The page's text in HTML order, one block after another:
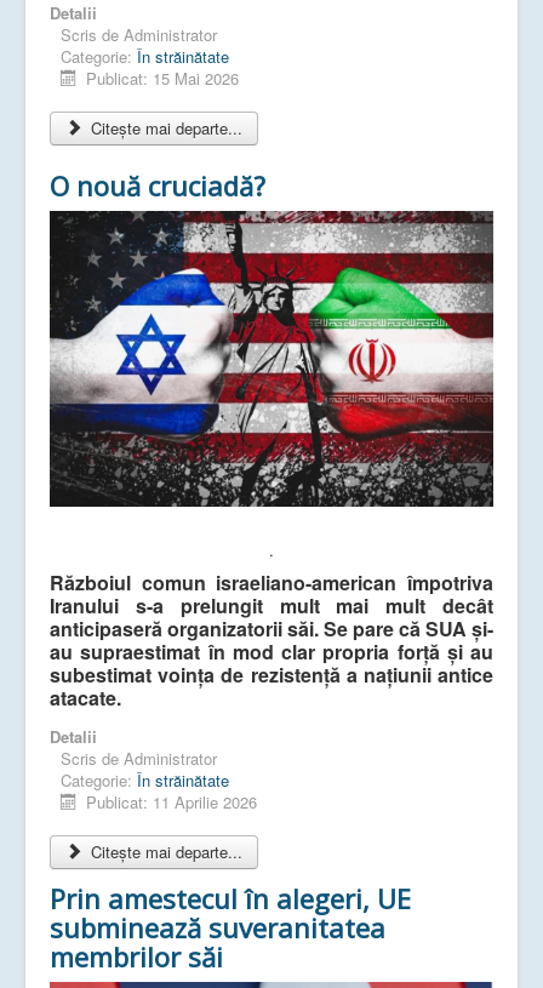
Detalii
Scris de Administrator
Categorie: În străinătate
Publicat: 15 Mai 2026
Citește mai departe...
O nouă cruciadă?
.
Războiul comun israeliano-american împotriva
Iranului s-a prelungit mult mai mult decât
anticipaseră organizatorii săi. Se pare că SUA și-
au supraestimat în mod clar propria forță și au
subestimat voința de rezistență a națiunii antice
atacate.
Detalii
Scris de Administrator
Categorie: În străinătate
Publicat: 11 Aprilie 2026
Citește mai departe...
Prin amestecul în alegeri, UE
subminează suveranitatea
membrilor săi